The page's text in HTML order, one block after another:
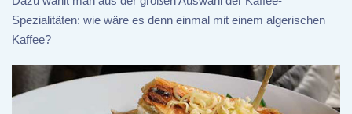
Spezialitäten: wie wäre es denn einmal mit einem algerischen
Kaffee?